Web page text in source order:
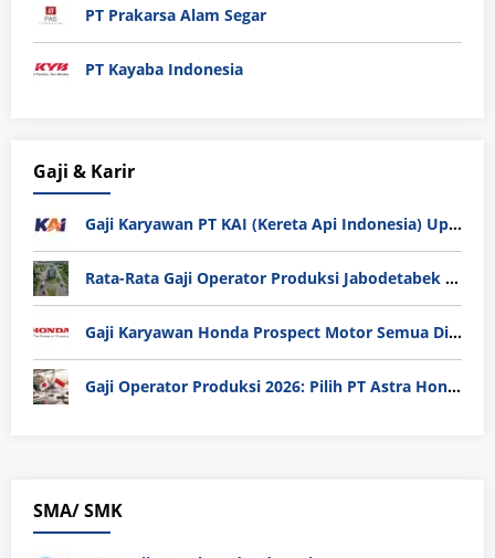
PT Prakarsa Alam Segar
PT Kayaba Indonesia
Gaji & Karir
Gaji Karyawan PT KAI (Kereta Api Indonesia) Update 2025
Rata-Rata Gaji Operator Produksi Jabodetabek 2025: Bedah Tuntas UMK, Lemburan, dan Realita Hidup Buruh
Gaji Karyawan Honda Prospect Motor Semua Divisi
Gaji Operator Produksi 2026: Pilih PT Astra Honda Motor (AHM) atau Manufaktur di Jepang?
SMA/ SMK